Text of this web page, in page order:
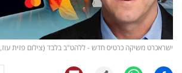
עסקית
קריפטו
ויראלי
ישראכרט משיקה כרטיס חדש - ללהט"ב בלבד (צילום פזית עוז, unsplash)